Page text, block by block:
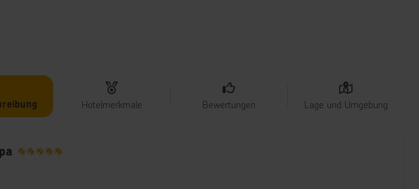
Hotelmerkmale Bewertungen Lage und Umgebung